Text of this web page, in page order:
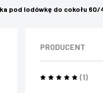
pod lodówkę do cokołu 60/
PRODUCENT
(1)